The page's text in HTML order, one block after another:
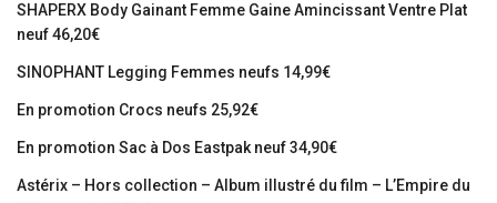
SHAPERX Body Gainant Femme Gaine Amincissant Ventre Plat
neuf 46,20€
SINOPHANT Legging Femmes neufs 14,99€
En promotion Crocs neufs 25,92€
En promotion Sac à Dos Eastpak neuf 34,90€
Astérix – Hors collection – Album illustré du film – L’Empire du